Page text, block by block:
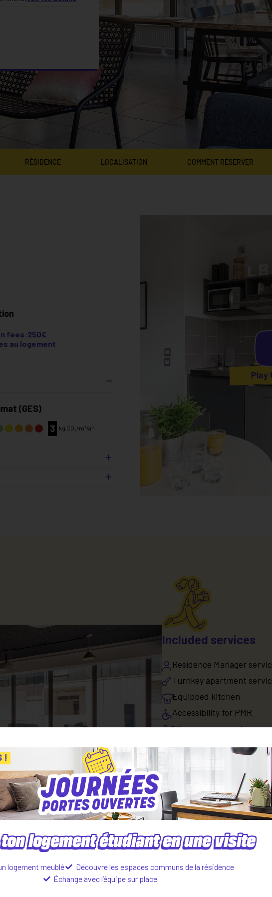
RÉSIDENCE LOCALISATION COMMENT RÉSERVER
fees:250€
au logement
Play
(GES)
3 kg CO₂/m²/an
Included services
Residence Manager
Turnkey apartment
Equipped kitchen
Accessibility for PMR
Fitness room service
Paid services
Apartment cleaning
!
logement étudiant en une visite
logement meublé
Découvre les espaces communs de la résidence
Échange avec l’équipe sur place